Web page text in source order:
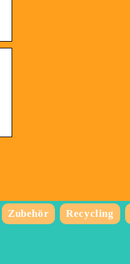
Zubehör Recycling